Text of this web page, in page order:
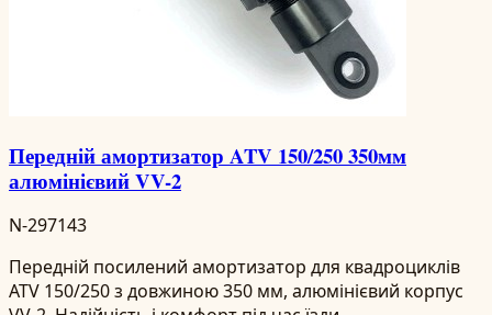
Передній амортизатор ATV 150/250 350мм
алюмінієвий VV-2
N-297143
Передній посилений амортизатор для квадроциклів
ATV 150/250 з довжиною 350 мм, алюмінієвий корпус